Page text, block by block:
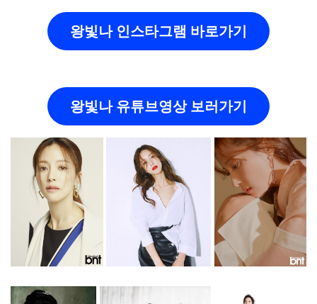
왕빛나 인스타그램 바로가기
왕빛나 유튜브영상 보러가기